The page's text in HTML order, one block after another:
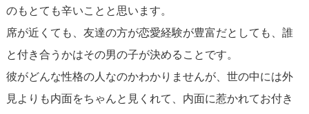
であれば、心を離すことを考えるタイミング
ん。諦めるには、まず自分自身の感情と平和になることが
必要です。これは、あなたの内面に焦点を当て、自己を深
め、将来の目標に集中する時間を意味します。辛い気持ち
を受け入れ、時間をかけて癒やし、成長の機会として捉え
のもとても辛いことと思います。
席が近くても、友達の方が恋愛経験が豊富だとしても、誰
と付き合うかはその男の子が決めることです。
彼がどんな性格の人なのかわかりませんが、世の中には外
見よりも内面をちゃんと見くれて、内面に惹かれてお付き